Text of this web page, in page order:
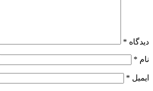
دیدگاه *
نام *
ایمیل *